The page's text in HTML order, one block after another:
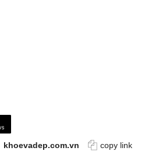
khoevadep.com.vn copy link